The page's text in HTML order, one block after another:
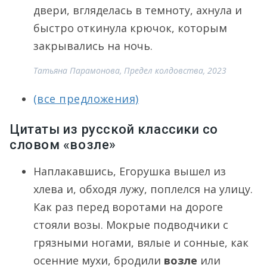
двери, вгляделась в темноту, ахнула и
быстро откинула крючок, которым
закрывались на ночь.
Татьяна Парамонова, Предел колдовства, 2023
(все предложения)
Цитаты из русской классики со
словом «возле»
Наплакавшись, Егорушка вышел из
хлева и, обходя лужу, поплелся на улицу.
Как раз перед воротами на дороге
стояли возы. Мокрые подводчики с
грязными ногами, вялые и сонные, как
осенние мухи, бродили возле или